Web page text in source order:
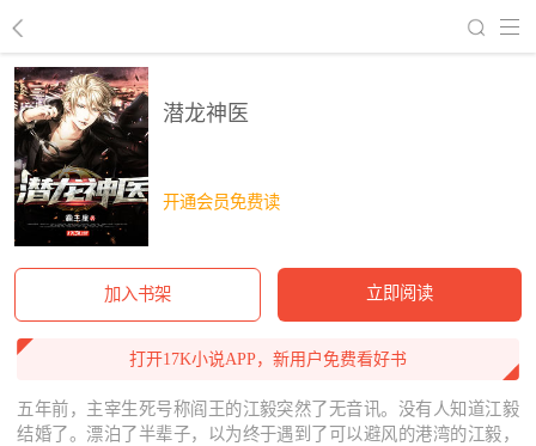
潜龙神医
开通会员免费读
加入书架 立即阅读
打开17K小说APP，新用户免费看好书
五年前，主宰生死号称阎王的江毅突然了无音讯。没有人知道江毅
结婚了。漂泊了半辈子，以为终于遇到了可以避风的港湾的江毅，